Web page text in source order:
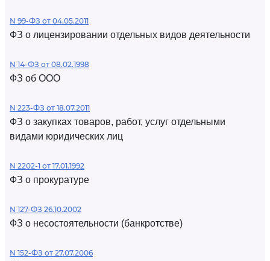
N 99-ФЗ от 04.05.2011
ФЗ о лицензировании отдельных видов деятельности
N 14-ФЗ от 08.02.1998
ФЗ об ООО
N 223-ФЗ от 18.07.2011
ФЗ о закупках товаров, работ, услуг отдельными
видами юридических лиц
N 2202-1 от 17.01.1992
ФЗ о прокуратуре
N 127-ФЗ 26.10.2002
ФЗ о несостоятельности (банкротстве)
N 152-ФЗ от 27.07.2006